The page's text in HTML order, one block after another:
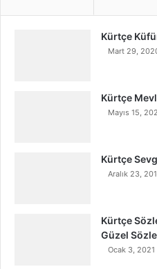
Kürtçe
Mart 29,
Kürtçe
Mayıs 15,
Kürtçe
Aralık 23,
Kürtçe
Güzel
Ocak 3, 2021